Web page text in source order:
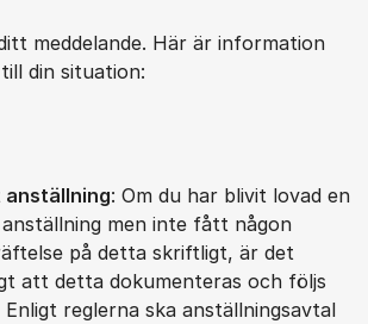
meddelande. Här är information
din situation:
anställning: Om du har blivit lovad en
men inte fått någon
på detta skriftligt, är det
att detta dokumenteras och följs
Enligt reglerna ska anställningsavtal